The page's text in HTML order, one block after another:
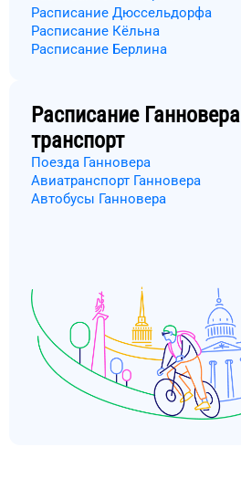
Расписание Дюссельдорфа
Расписание Кёльна
Расписание Берлина
Расписание Ганновера
транспорт
Поезда Ганновера
Авиатранспорт Ганновера
Автобусы Ганновера